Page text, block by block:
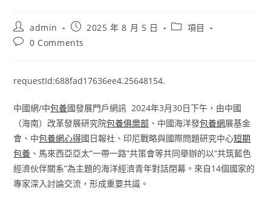
Post
author:
admin
Post
published:
2025 年 8 月 5 日
Post項目
Post0 Comments
requestId:688fad17636ee4.25648154.
中國網/中包養國發展門戶網訊 2024年3月30日下午，由中國
（海南）改革發展研究院包養俱樂部 、中國海洋發包養網展基金
會、中包養網心得國日報社、印尼戰略與國際問題研究中心短期
包養 、馬來西亞亞太“一帶一路”共策會等共同舉辦的以“共筑藍色
經濟伙伴關系”為主題的海洋經濟青年對話閉幕。來自14個國家的
專家深入討論交流，形成重要共識。